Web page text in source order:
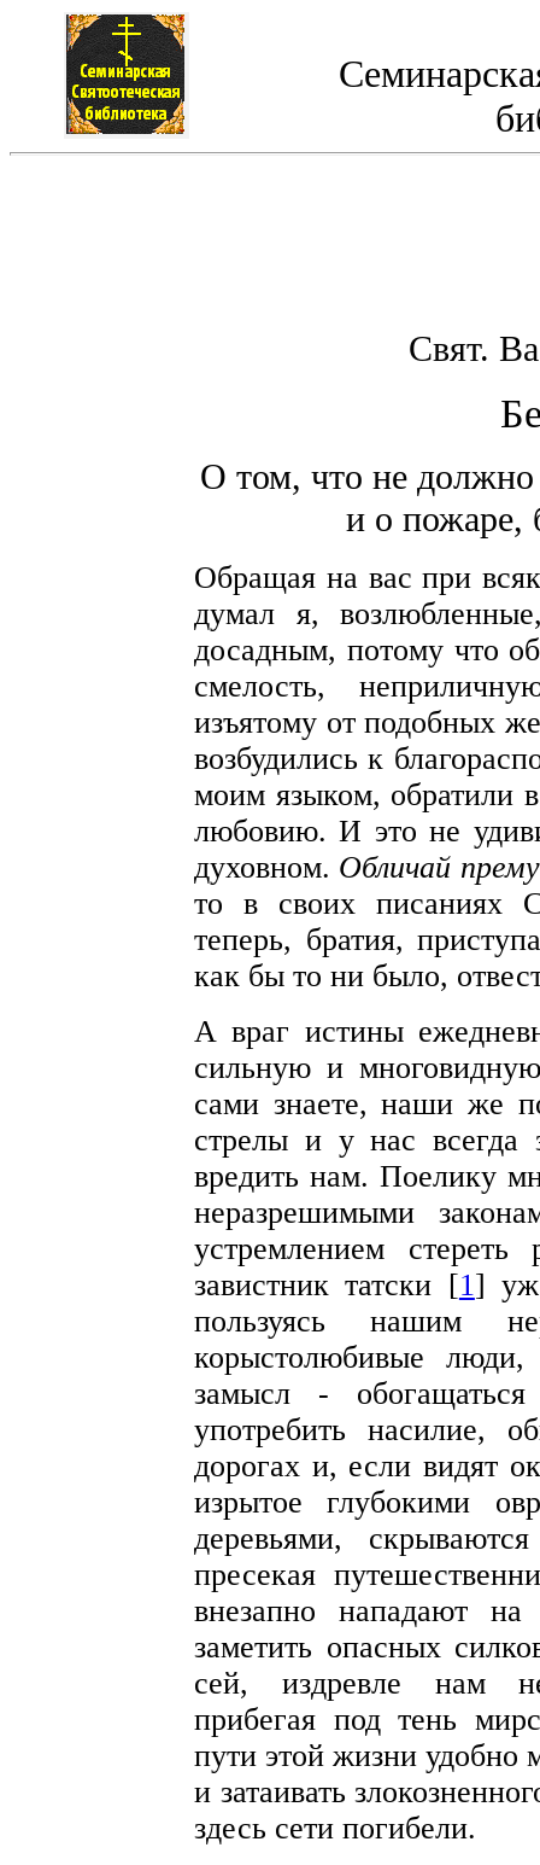
Свят.
О том, что не должно
и о пожаре,
Обращая на вас при
думал я,
досадным, потому что
смелость,
изъятому от подобных
возбудились к
моим языком, обратили
любовию. И это не
духовном. Обличай
то в своих писаниях
теперь, братия,
как бы то ни было,
А враг истины
сильную и
сами знаете, наши же
стрелы и у нас всегда
вредить нам. Поелику
неразрешимыми
устремлением
завистник татски [1]
пользуясь нашим
корыстолюбивые
замысл -
употребить насилие,
дорогах и, если видят
изрытое глубокими
деревьями,
пресекая
внезапно нападают
заметить опасных
сей, издревле нам
прибегая под тень
пути этой жизни удобно
и затаивать
здесь сети погибели.